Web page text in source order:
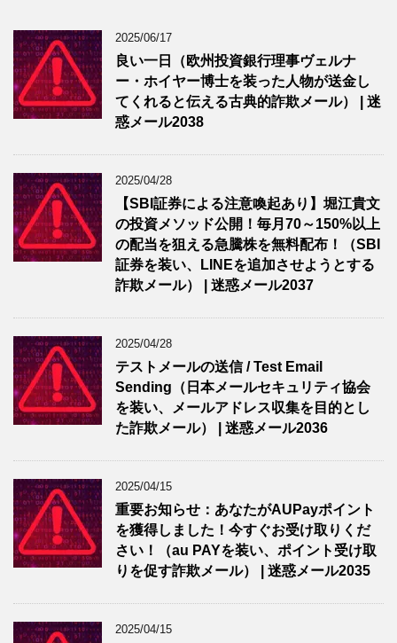
2025/06/17
良い一日（欧州投資銀行理事ヴェルナ
ー・ホイヤー博士を装った人物が送金し
てくれると伝える古典的詐欺メール） | 迷
惑メール2038
2025/04/28
【SBI証券による注意喚起あり】堀江貴文
の投資メソッド公開！毎月70～150%以上
の配当を狙える急騰株を無料配布！（SBI
証券を装い、LINEを追加させようとする
詐欺メール） | 迷惑メール2037
2025/04/28
テストメールの送信 / Test Email
Sending（日本メールセキュリティ協会
を装い、メールアドレス収集を目的とし
た詐欺メール） | 迷惑メール2036
2025/04/15
重要お知らせ：あなたがAUPayポイント
を獲得しました！今すぐお受け取りくだ
さい！（au PAYを装い、ポイント受け取
りを促す詐欺メール） | 迷惑メール2035
2025/04/15